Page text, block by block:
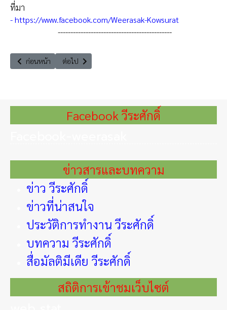
ที่มา
-https://www.facebook.com/Weerasak-Kowsurat
---------------------------------------------
เนื้อหาก่อนหน้า: วีระศักดิ์ โควสุรัตน์ : ทางออกของภูเขาขยะ ตอน 1
ก่อนหน้า เนื้อหาถัดไป: บรรยายพิเศษ ‘’การออกแบบข้อบัญญัติของเ
ต่อไป
Facebook วีระศักดิ์
ข่าวสารและบทความ
ข่าว วีระศักดิ์
ข่าวที่น่าสนใจ
ประวัติการทำงาน วีระศักดิ์
บทความ วีระศักดิ์
สื่อมัลติมีเดีย วีระศักดิ์
สถิติการเข้าชมเว็บไซต์